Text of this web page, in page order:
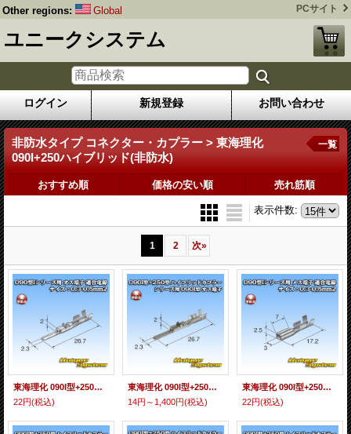
Other regions: Global PCサイト
ユニークシステム
ログイン 新規登録 お問い合わせ
非防水タイプ コネクター・カプラー > 東海理化
090I+250ハイブリッド(非防水)
一覧
おすすめ順 価格の安い順 売れ筋順
表示件数:
1 2 次»
東海理化 090I型+250型 ハイブリッドカプラーシリーズ用 非防水 090I型 オス端子 適合電線サイズ：0.3-0.5mm2
22円(税込)
東海理化 090I型+250型 ハイブリッドカプラーシリーズ用 非防水 090I型 オス端子 適合電線：0.5-1.25mm2
14円～1,400円(税込)
東海理化 090I型+250型 ハイブリッドカプラーシリーズ用 非防水 090I型 メス端子 適合電線サイズ：0.3-0.5mm2
22円(税込)